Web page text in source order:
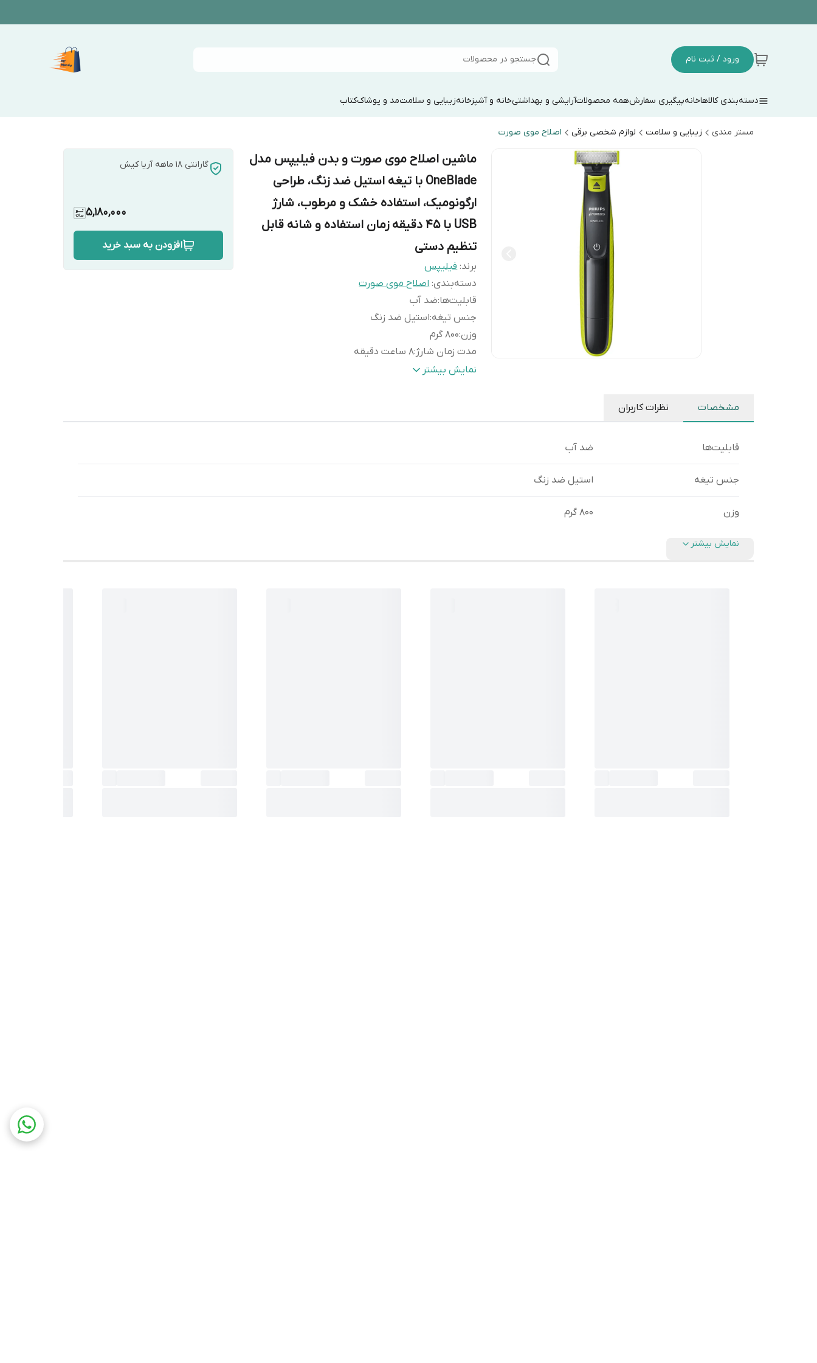
ورود / ثبت نام جستجو در محصولات
دسته‌بندی کالاهاخانهپیگیری سفارشهمه محصولاتآرایشی و بهداشتیخانه و آشپزخانهزیبایی و سلامتمد و پوشاککتاب
مستر مندی زیبایی و سلامت لوازم شخصی برقی اصلاح موی صورت
ماشین اصلاح موی صورت و بدن فیلیپس مدل
OneBlade با تیغه استیل ضد زنگ، طراحی
ارگونومیک، استفاده خشک و مرطوب، شارژ
USB با 45 دقیقه زمان استفاده و شانه قابل
تنظیم دستی
برند: فیلیپس
دسته‌بندی:اصلاح موی صورت
قابلیت‌ها:ضد آب
جنس تیغه:استیل ضد زنگ
وزن:800 گرم
مدت زمان شارژ:8 ساعت دقیقه
تجهیزات همراه:برس تمیزکننده نمایش بیشتر
گارانتی 18 ماهه آریا کیش
5,180,000
افزودن به سبد خرید
مشخصات نظرات کاربران
قابلیت‌ها ضد آب
جنس تیغه استیل ضد زنگ
وزن 800 گرم
نمایش بیشتر